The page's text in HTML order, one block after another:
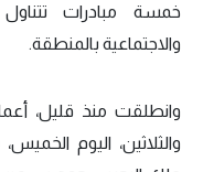
خمسة مبادرات تتناول
والاجتماعية بالمنطقة.
وانطلقت منذ قليل،
والثلاثين، اليوم